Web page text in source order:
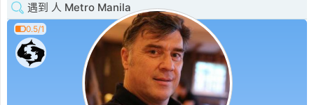
遇到 人 Metro Manila
0.5/1